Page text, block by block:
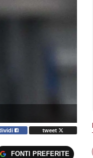
tweet
FONTI PREFERITE